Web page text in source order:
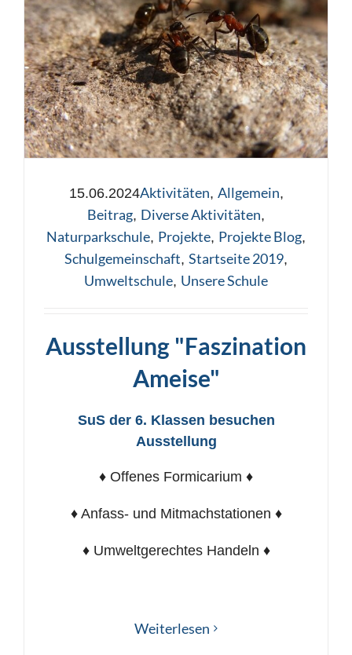
15.06.2024Aktivitäten, Allgemein,
Beitrag, Diverse Aktivitäten,
Naturparkschule, Projekte, Projekte Blog,
Schulgemeinschaft, Startseite 2019,
Umweltschule, Unsere Schule
Ausstellung "Faszination
Ameise"
SuS der 6. Klassen besuchen
Ausstellung
♦ Offenes Formicarium ♦
♦ Anfass- und Mitmachstationen ♦
♦ Umweltgerechtes Handeln ♦
Weiterlesen